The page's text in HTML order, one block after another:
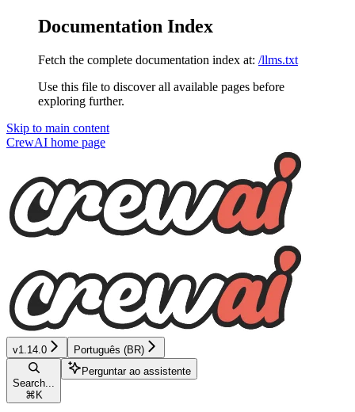
Documentation Index
Fetch the complete documentation index at: /llms.txt
Use this file to discover all available pages before
exploring further.
Skip to main content
CrewAI home page
v1.14.0 Português (BR)
Search...
⌘ K
Perguntar ao assistente